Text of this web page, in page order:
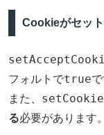
Cookieがセッ
フォルトでtrue
また、 setCookie
る必要があります。